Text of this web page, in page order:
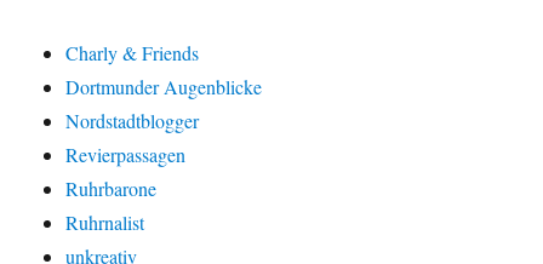
Charly & Friends
Dortmunder Augenblicke
Nordstadtblogger
Revierpassagen
Ruhrbarone
Ruhrnalist
unkreativ